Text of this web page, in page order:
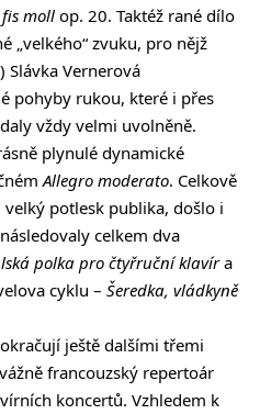
moll op. 20. Taktéž rané dílo
„velkého“ zvuku, pro nějž
Slávka Vernerová
pohyby rukou, které i přes
vždy velmi uvolněně.
plynulé dynamické
Allegro moderato. Celkově
potlesk publika, došlo i
celkem dva
polka pro čtyřruční klavíra
cyklu – Šeredka, vládkyně
ještě dalšími třemi
francouzský repertoár
koncertů. Vzhledem k